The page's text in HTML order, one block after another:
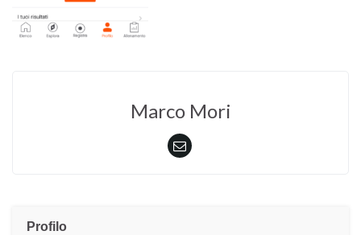
Marco Mori
Profilo